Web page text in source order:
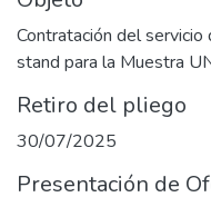
Contratación del
stand para la Muestra
Retiro del pliego
30/07/2025
Presentación de